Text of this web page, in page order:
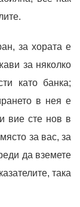
за хората е
за няколко
като банка;
в нея е
вие сте нов в
за вас, за
да вземете
така